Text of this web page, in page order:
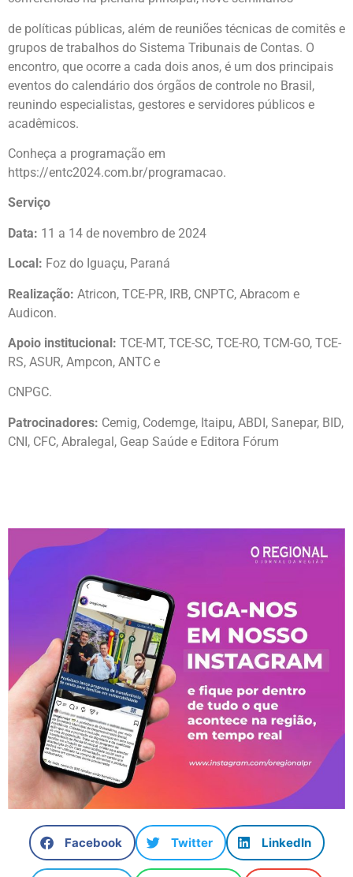
de políticas públicas, além de reuniões técnicas de comitês e
grupos de trabalhos do Sistema Tribunais de Contas. O
encontro, que ocorre a cada dois anos, é um dos principais
eventos do calendário dos órgãos de controle no Brasil,
reunindo especialistas, gestores e servidores públicos e
acadêmicos.
Conheça a programação em
https://entc2024.com.br/programacao.
Serviço
Data: 11 a 14 de novembro de 2024
Local: Foz do Iguaçu, Paraná
Realização: Atricon, TCE-PR, IRB, CNPTC, Abracom e
Audicon.
Apoio institucional: TCE-MT, TCE-SC, TCE-RO, TCM-GO, TCE-
RS, ASUR, Ampcon, ANTC e
CNPGC.
Patrocinadores: Cemig, Codemge, Itaipu, ABDI, Sanepar, BID,
CNI, CFC, Abralegal, Geap Saúde e Editora Fórum
Facebook Twitter LinkedIn